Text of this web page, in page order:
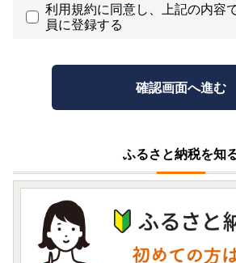
利用規約に同意し、上記の内容
員に登録する
ふるさと納税を知